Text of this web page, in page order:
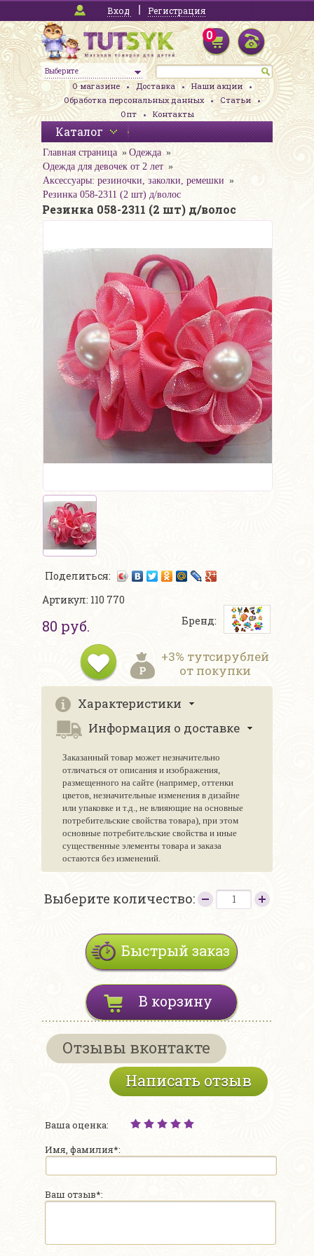
Вход Регистрация
Выберите
0
О магазине Доставка
Наши акции
Обработка персональных данных
Статьи
Опт
Контакты
Каталог
Главная страница
Одежда
Одежда для девочек от 2 лет
Аксессуары: резиночки, заколки, ремешки
Резинка 058-2311 (2 шт) д/волос
Резинка 058-2311 (2 шт) д/волос
Поделиться:
Артикул: 110 770
80 руб. Бренд:
+3% тутсирублей
от покупки
Характеристики
Информация о доставке
Заказанный товар может незначительно
отличаться от описания и изображения,
размещенного на сайте (например, оттенки
цветов, незначительные изменения в дизайне
или упаковке и т.д., не влияющие на основные
потребительские свойства товара), при этом
основные потребительские свойства и иные
существенные элементы товара и заказа
остаются без изменений.
Выберите количество:
Быстрый заказ
В корзину
Отзывы вконтакте
Написать отзыв
Ваша оценка:
Имя, фамилия*:
Ваш отзыв*: